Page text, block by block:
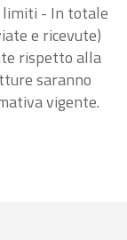
limiti - In totale
e ricevute)
rispetto alla
saranno
vigente.